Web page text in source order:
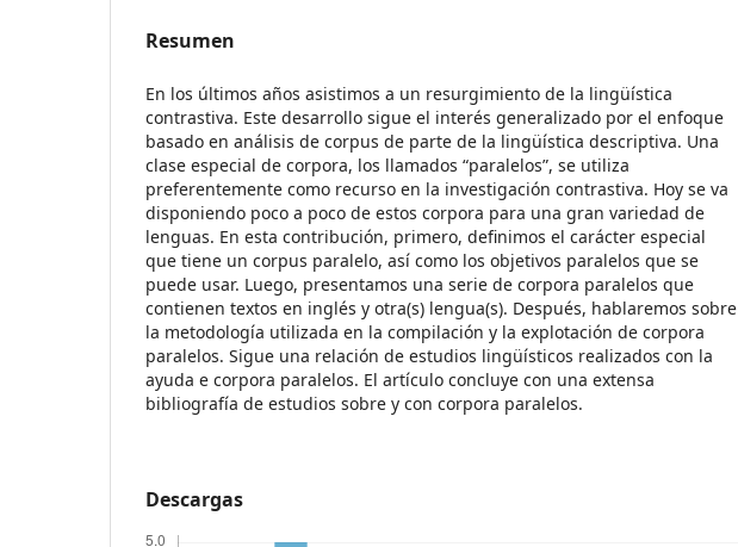
Resumen
En los últimos años asistimos a un resurgimiento de la lingüística
contrastiva. Este desarrollo sigue el interés generalizado por el enfoque
basado en análisis de corpus de parte de la lingüística descriptiva. Una
clase especial de corpora, los llamados “paralelos”, se utiliza
preferentemente como recurso en la investigación contrastiva. Hoy se va
disponiendo poco a poco de estos corpora para una gran variedad de
lenguas. En esta contribución, primero, definimos el carácter especial
que tiene un corpus paralelo, así como los objetivos paralelos que se
puede usar. Luego, presentamos una serie de corpora paralelos que
contienen textos en inglés y otra(s) lengua(s). Después, hablaremos sobre
la metodología utilizada en la compilación y la explotación de corpora
paralelos. Sigue una relación de estudios lingüísticos realizados con la
ayuda e corpora paralelos. El artículo concluye con una extensa
bibliografía de estudios sobre y con corpora paralelos.
Descargas